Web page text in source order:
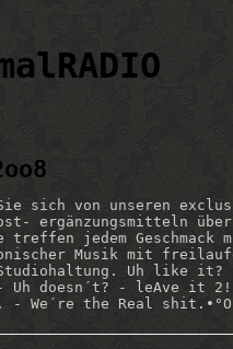
sich von unseren
ergänzungsmitteln
treffen jedem
Musik mit
Studiohaltung. Uh like
Uh doesn´t? - leAve it 2!.
- We´re the Real